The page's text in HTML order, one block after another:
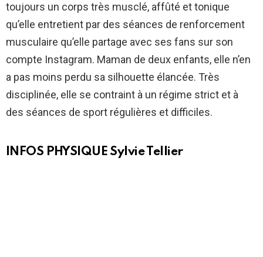
toujours un corps très musclé, affûté et tonique
qu’elle entretient par des séances de renforcement
musculaire qu’elle partage avec ses fans sur son
compte Instagram. Maman de deux enfants, elle n’en
a pas moins perdu sa silhouette élancée. Très
disciplinée, elle se contraint à un régime strict et à
des séances de sport régulières et difficiles.
INFOS PHYSIQUE Sylvie Tellier